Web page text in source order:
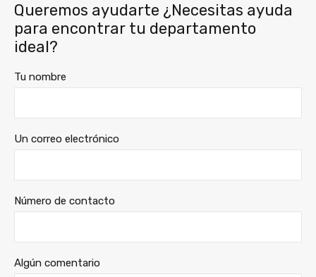
Queremos ayudarte ¿Necesitas ayuda
para encontrar tu departamento
ideal?
Tu nombre
Un correo electrónico
Número de contacto
Algún comentario